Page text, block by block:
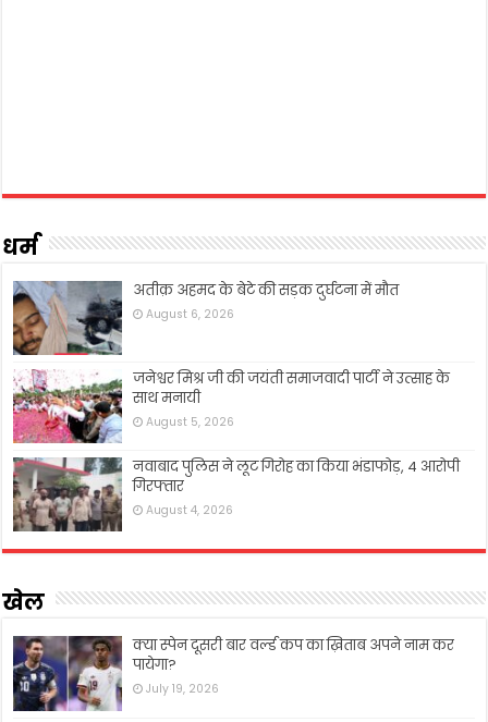
धर्म
अतीक़ अहमद के बेटे की सड़क दुर्घटना में मौत
August 6, 2026
जनेश्वर मिश्र जी की जयंती समाजवादी पार्टी ने उत्साह के
साथ मनायी
August 5, 2026
नवाबाद पुलिस ने लूट गिरोह का किया भंडाफोड़, 4 आरोपी
गिरफ्तार
August 4, 2026
खेल
क्या स्पेन दूसरी बार वर्ल्ड कप का ख़िताब अपने नाम कर
पायेगा?
July 19, 2026